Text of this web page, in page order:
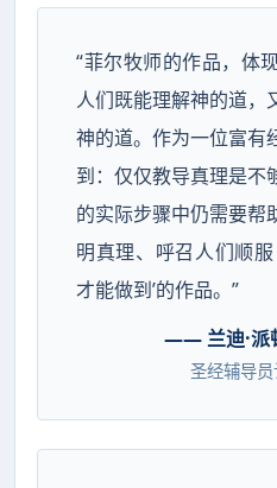
“菲尔牧师的作品，体
人们既能理解神的道，
神的道。作为一位富有
到：仅仅教导真理是不
的实际步骤中仍需要帮
明真理、呼召人们顺
才能做到’的作品。”
—— 兰迪·派
圣经辅导